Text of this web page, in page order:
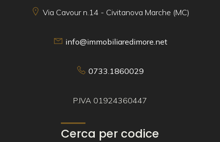
Via Cavour n.14 - Civitanova Marche (MC)
info@immobiliaredimore.net
0733.1860029
P.IVA 01924360447
Cerca per codice